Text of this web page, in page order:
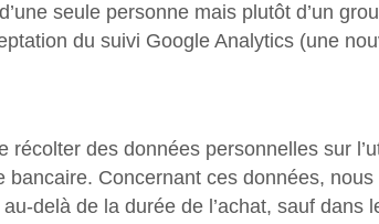
seule personne mais plutôt d’un
du suivi Google Analytics (une
récolter des données personnelles sur
bancaire. Concernant ces données,
delà de la durée de l’achat, sauf dans